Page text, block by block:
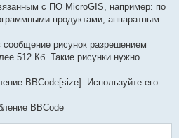
с ПО MicroGIS, например: по
продуктами, аппаратным
рисунок разрешением
512 Кб. Такие рисунки нужно
BBCode[size]. Используйте его
BBCode